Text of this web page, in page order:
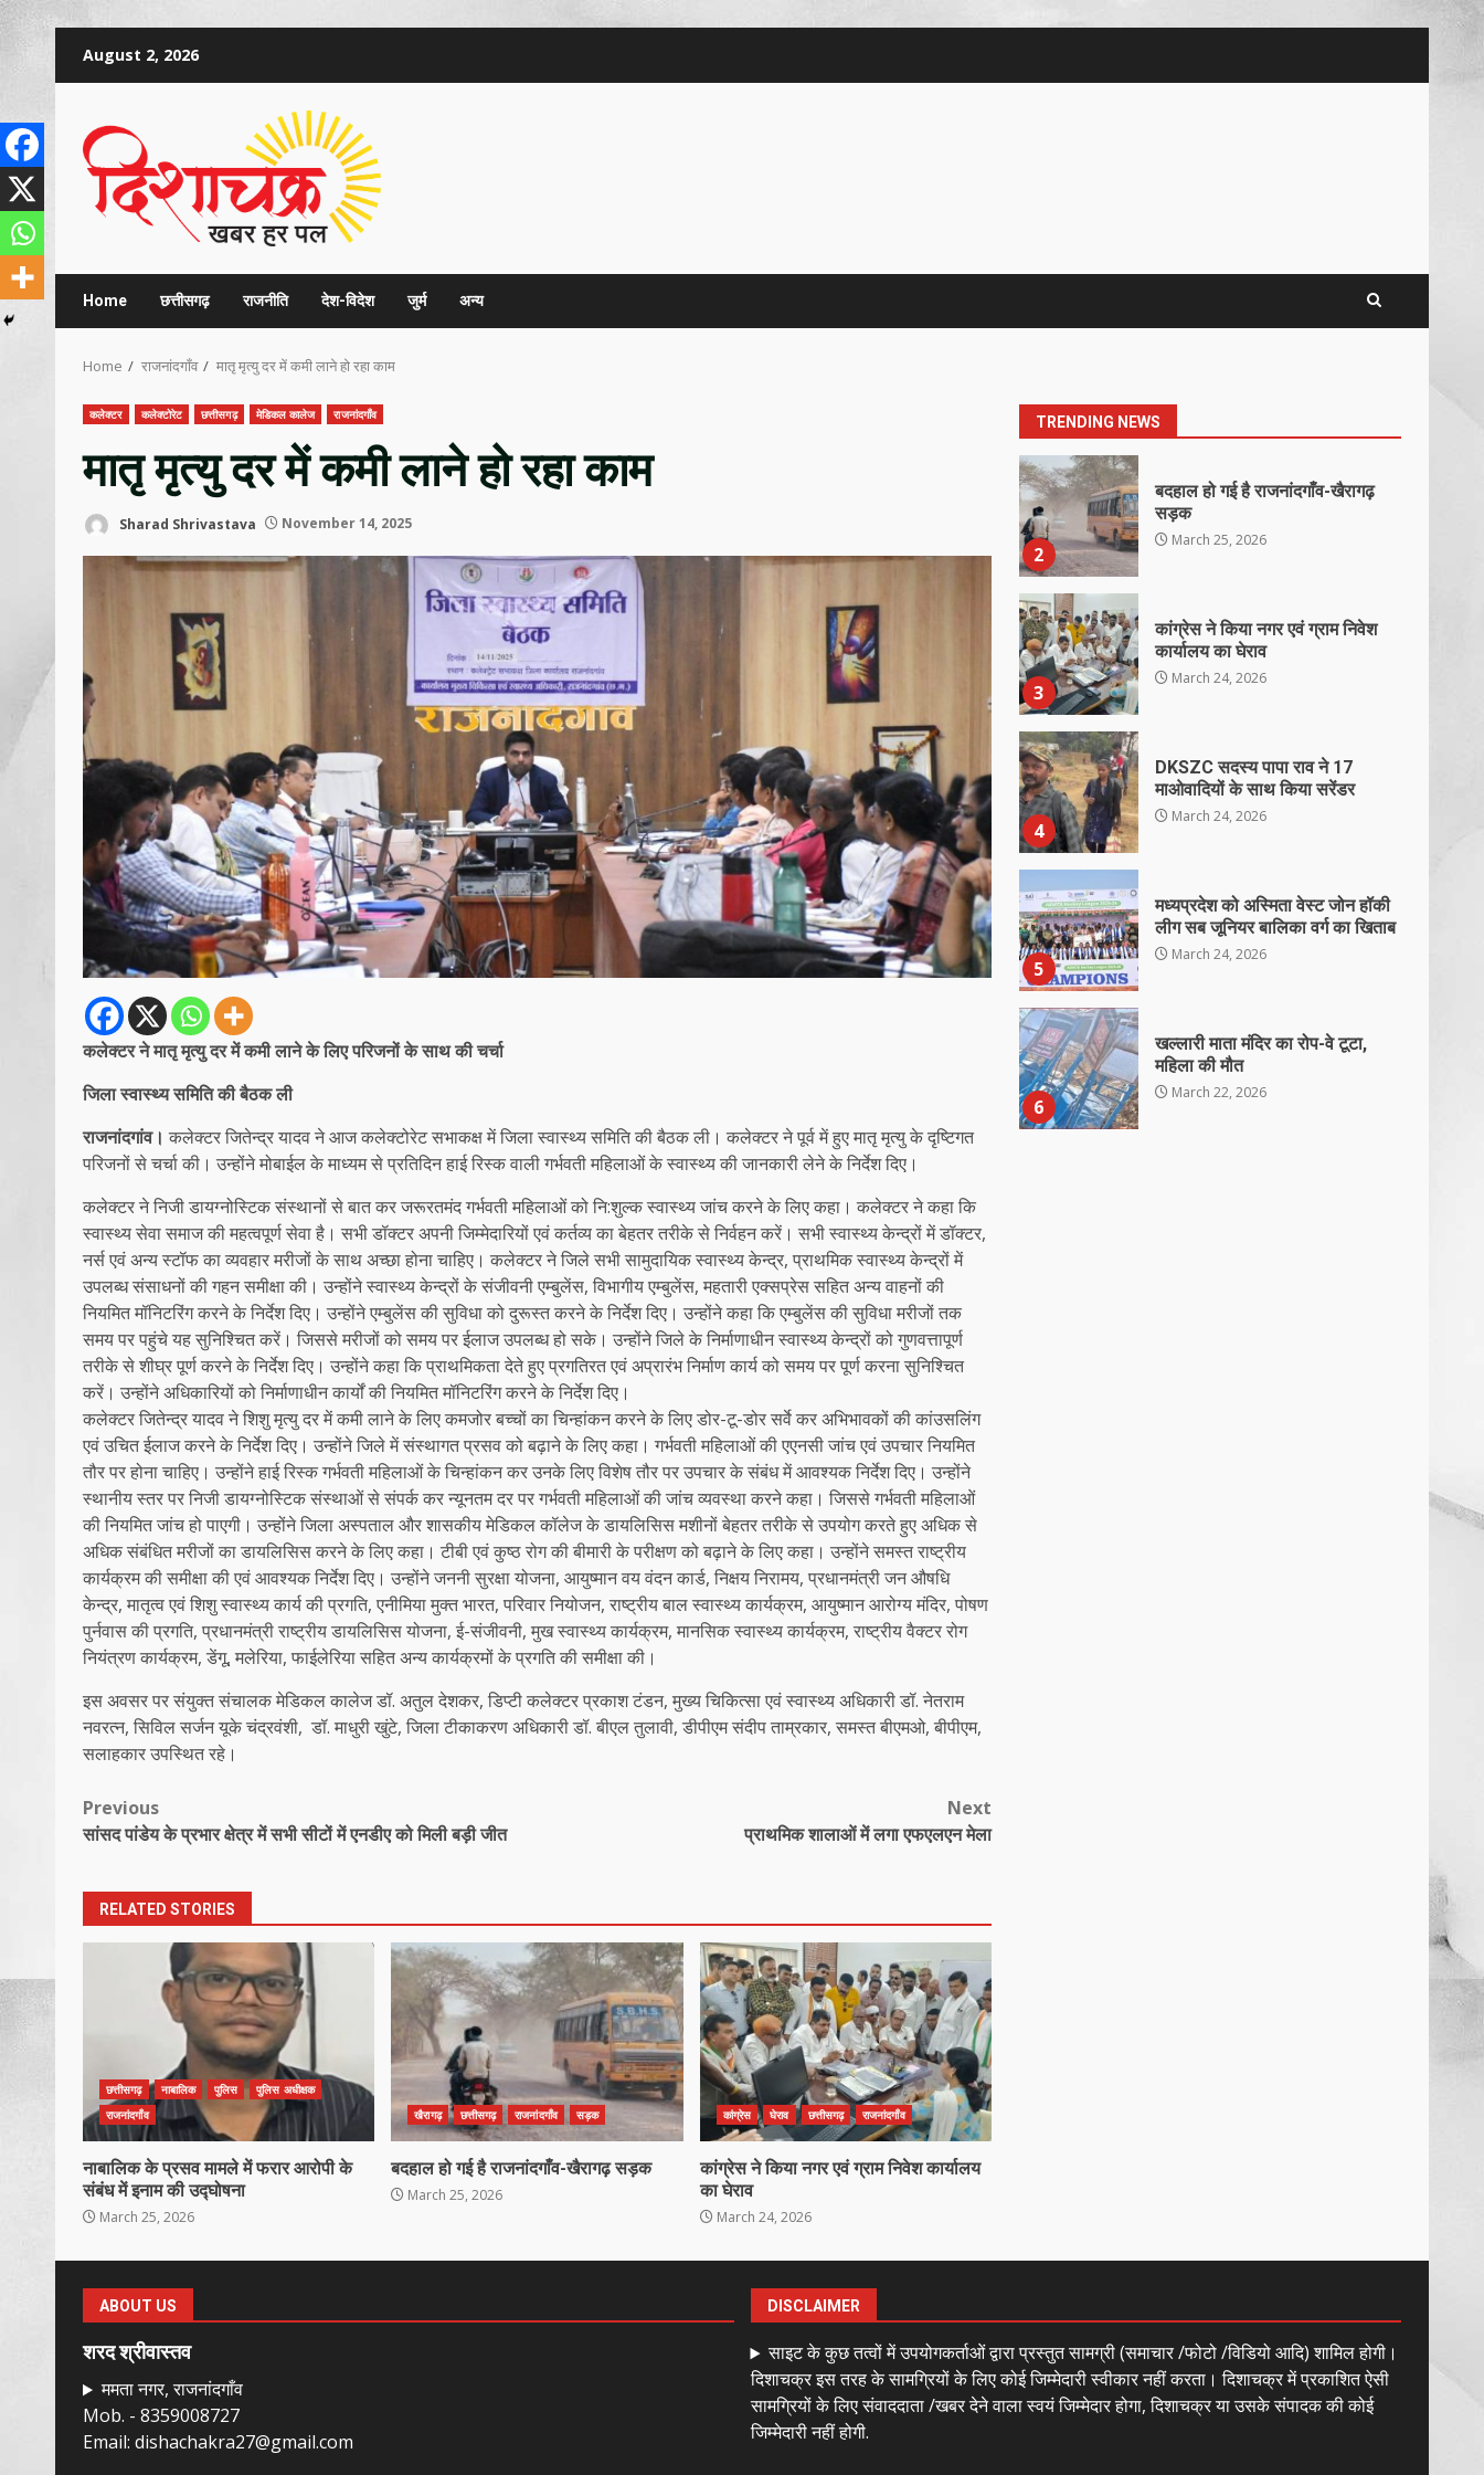
August 2, 2026
Home छत्तीसगढ़ राजनीति देश-विदेश जुर्म अन्य
Home राजनांदगाँव मातृ मृत्यु दर में कमी लाने हो रहा काम
कलेक्टर कलेक्टोरेट छत्तीसगढ़ मेडिकल कालेज राजनांदगाँव
मातृ मृत्यु दर में कमी लाने हो रहा काम
Sharad Shrivastava November 14, 2025
कलेक्टर ने मातृ मृत्यु दर में कमी लाने के लिए परिजनों के साथ की चर्चा
जिला स्वास्थ्य समिति की बैठक ली
राजनांदगांव। कलेक्टर जितेन्द्र यादव ने आज कलेक्टोरेट सभाकक्ष में जिला स्वास्थ्य समिति की बैठक ली। कलेक्टर ने पूर्व में हुए मातृ मृत्यु के दृष्टिगत
परिजनों से चर्चा की। उन्होंने मोबाईल के माध्यम से प्रतिदिन हाई रिस्क वाली गर्भवती महिलाओं के स्वास्थ्य की जानकारी लेने के निर्देश दिए।
कलेक्टर ने निजी डायग्नोस्टिक संस्थानों से बात कर जरूरतमंद गर्भवती महिलाओं को नि:शुल्क स्वास्थ्य जांच करने के लिए कहा। कलेक्टर ने कहा कि
स्वास्थ्य सेवा समाज की महत्वपूर्ण सेवा है। सभी डॉक्टर अपनी जिम्मेदारियों एवं कर्तव्य का बेहतर तरीके से निर्वहन करें। सभी स्वास्थ्य केन्द्रों में डॉक्टर,
नर्स एवं अन्य स्टॉफ का व्यवहार मरीजों के साथ अच्छा होना चाहिए। कलेक्टर ने जिले सभी सामुदायिक स्वास्थ्य केन्द्र, प्राथमिक स्वास्थ्य केन्द्रों में
उपलब्ध संसाधनों की गहन समीक्षा की। उन्होंने स्वास्थ्य केन्द्रों के संजीवनी एम्बुलेंस, विभागीय एम्बुलेंस, महतारी एक्सप्रेस सहित अन्य वाहनों की
नियमित मॉनिटरिंग करने के निर्देश दिए। उन्होंने एम्बुलेंस की सुविधा को दुरूस्त करने के निर्देश दिए। उन्होंने कहा कि एम्बुलेंस की सुविधा मरीजों तक
समय पर पहुंचे यह सुनिश्चित करें। जिससे मरीजों को समय पर ईलाज उपलब्ध हो सके। उन्होंने जिले के निर्माणाधीन स्वास्थ्य केन्द्रों को गुणवत्तापूर्ण
तरीके से शीघ्र पूर्ण करने के निर्देश दिए। उन्होंने कहा कि प्राथमिकता देते हुए प्रगतिरत एवं अप्रारंभ निर्माण कार्य को समय पर पूर्ण करना सुनिश्चित
करें। उन्होंने अधिकारियों को निर्माणाधीन कार्यों की नियमित मॉनिटरिंग करने के निर्देश दिए।
कलेक्टर जितेन्द्र यादव ने शिशु मृत्यु दर में कमी लाने के लिए कमजोर बच्चों का चिन्हांकन करने के लिए डोर-टू-डोर सर्वे कर अभिभावकों की कांउसलिंग
एवं उचित ईलाज करने के निर्देश दिए। उन्होंने जिले में संस्थागत प्रसव को बढ़ाने के लिए कहा। गर्भवती महिलाओं की एएनसी जांच एवं उपचार नियमित
तौर पर होना चाहिए। उन्होंने हाई रिस्क गर्भवती महिलाओं के चिन्हांकन कर उनके लिए विशेष तौर पर उपचार के संबंध में आवश्यक निर्देश दिए। उन्होंने
स्थानीय स्तर पर निजी डायग्नोस्टिक संस्थाओं से संपर्क कर न्यूनतम दर पर गर्भवती महिलाओं की जांच व्यवस्था करने कहा। जिससे गर्भवती महिलाओं
की नियमित जांच हो पाएगी। उन्होंने जिला अस्पताल और शासकीय मेडिकल कॉलेज के डायलिसिस मशीनों बेहतर तरीके से उपयोग करते हुए अधिक से
अधिक संबंधित मरीजों का डायलिसिस करने के लिए कहा। टीबी एवं कुष्ठ रोग की बीमारी के परीक्षण को बढ़ाने के लिए कहा। उन्होंने समस्त राष्ट्रीय
कार्यक्रम की समीक्षा की एवं आवश्यक निर्देश दिए। उन्होंने जननी सुरक्षा योजना, आयुष्मान वय वंदन कार्ड, निक्षय निरामय, प्रधानमंत्री जन औषधि
केन्द्र, मातृत्व एवं शिशु स्वास्थ्य कार्य की प्रगति, एनीमिया मुक्त भारत, परिवार नियोजन, राष्ट्रीय बाल स्वास्थ्य कार्यक्रम, आयुष्मान आरोग्य मंदिर, पोषण
पुर्नवास की प्रगति, प्रधानमंत्री राष्ट्रीय डायलिसिस योजना, ई-संजीवनी, मुख स्वास्थ्य कार्यक्रम, मानसिक स्वास्थ्य कार्यक्रम, राष्ट्रीय वैक्टर रोग
नियंत्रण कार्यक्रम, डेंगू, मलेरिया, फाईलेरिया सहित अन्य कार्यक्रमों के प्रगति की समीक्षा की।
इस अवसर पर संयुक्त संचालक मेडिकल कालेज डॉ. अतुल देशकर, डिप्टी कलेक्टर प्रकाश टंडन, मुख्य चिकित्सा एवं स्वास्थ्य अधिकारी डॉ. नेतराम
नवरत्न, सिविल सर्जन यूके चंद्रवंशी, डॉ. माधुरी खुंटे, जिला टीकाकरण अधिकारी डॉ. बीएल तुलावी, डीपीएम संदीप ताम्रकार, समस्त बीएमओ, बीपीएम,
सलाहकार उपस्थित रहे।
Post
navigation
Previous
सांसद पांडेय के प्रभार क्षेत्र में सभी सीटों में एनडीए को मिली बड़ी जीत
Next
प्राथमिक शालाओं में लगा एफएलएन मेला
RELATED STORIES
छत्तीसगढ़ नाबालिक पुलिस
पुलिस अधीक्षक
राजनांदगाँव
नाबालिक के प्रसव मामले में फरार आरोपी के
संबंध में इनाम की उद्घोषना
March 25, 2026
खैरागढ़ छत्तीसगढ़ राजनांदगाँव सड़क
बदहाल हो गई है राजनांदगाँव-खैरागढ़ सड़क
March 25, 2026
कांग्रेस घेराव छत्तीसगढ़ राजनांदगाँव
कांग्रेस ने किया नगर एवं ग्राम निवेश कार्यालय
का घेराव
March 24, 2026
TRENDING NEWS
7
1
March 25, 2026
2
बदहाल हो गई है राजनांदगाँव-खैरागढ़
सड़क
March 25, 2026
3
कांग्रेस ने किया नगर एवं ग्राम निवेश
कार्यालय का घेराव
March 24, 2026
4
DKSZC सदस्य पापा राव ने 17
माओवादियों के साथ किया सरेंडर
March 24, 2026
5
मध्यप्रदेश को अस्मिता वेस्ट जोन हॉकी
लीग सब जूनियर बालिका वर्ग का खिताब
March 24, 2026
6
खल्लारी माता मंदिर का रोप-वे टूटा,
महिला की मौत
March 22, 2026
ABOUT US
शरद श्रीवास्तव
ममता नगर, राजनांदगाँव
Mob. - 8359008727
Email: dishachakra27@gmail.com
DISCLAIMER
साइट के कुछ तत्वों में उपयोगकर्ताओं द्वारा प्रस्तुत सामग्री (समाचार /फोटो /विडियो आदि) शामिल होगी।
दिशाचक्र इस तरह के सामग्रियों के लिए कोई जिम्मेदारी स्वीकार नहीं करता। दिशाचक्र में प्रकाशित ऐसी
सामग्रियों के लिए संवाददाता /खबर देने वाला स्वयं जिम्मेदार होगा, दिशाचक्र या उसके संपादक की कोई
जिम्मेदारी नहीं होगी.